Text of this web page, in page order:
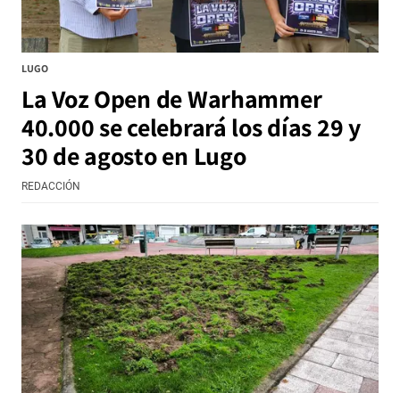
LUGO
La Voz Open de Warhammer
40.000 se celebrará los días 29 y
30 de agosto en Lugo
REDACCIÓN